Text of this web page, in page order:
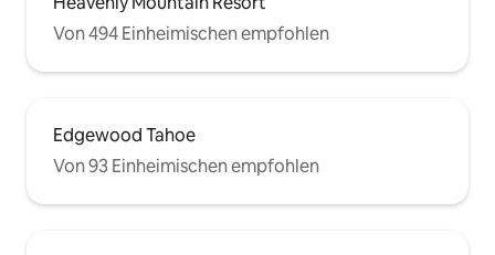
Von 494 Einheimischen empfohlen
Edgewood Tahoe
Von 93 Einheimischen empfohlen